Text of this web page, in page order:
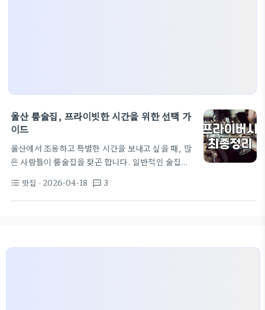
울산 룸술집, 프라이빗한 시간을 위한 선택 가
이드
울산에서 조용하고 특별한 시간을 보내고 싶을 때, 많
은 사람들이 룸술집을 찾곤 합니다. 일반적인 술집과
이 큰 매력이지요. 특히 중요한 비즈니스 미팅이나 가
족 모임, 혹은 연인과의 오붓한 데이트를 계획하고 있
format_list_bulleted 맛집 · 2026-04-18 textsms 3